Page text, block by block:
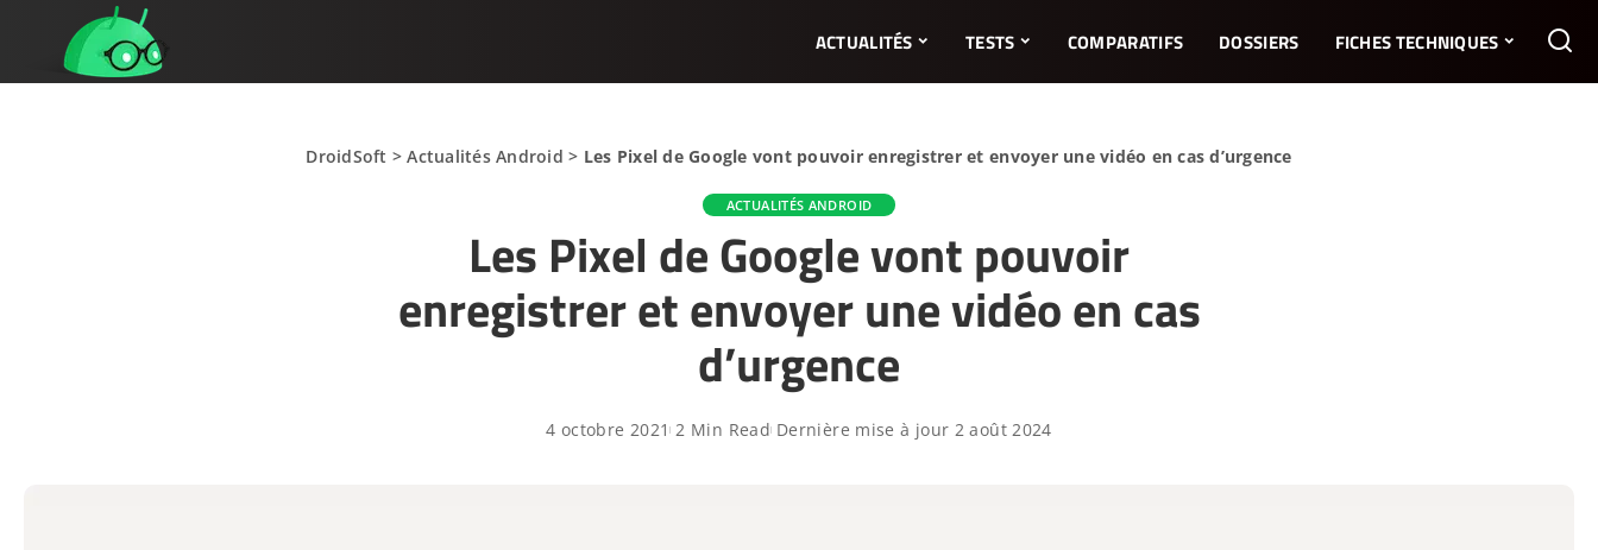
ACTUALITÉS TESTS COMPARATIFS DOSSIERS FICHES TECHNIQUES
DroidSoft >Actualités Android > Les Pixel de Google vont pouvoir enregistrer et envoyer une vidéo en cas d’urgence
ACTUALITÉS ANDROID
Les Pixel de Google vont pouvoir
enregistrer et envoyer une vidéo en cas
d’urgence
4 octobre 2021 2 Min Read Dernière mise à jour 2 août 2024